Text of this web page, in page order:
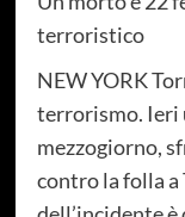
terroristico
NEW YORK
terrorismo. Ieri
mezzogiorno,
contro la folla a